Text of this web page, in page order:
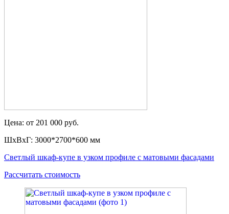
Цена: от 201 000 руб.
ШxВxГ: 3000*2700*600 мм
Светлый шкаф-купе в узком профиле с матовыми фасадами
Рассчитать стоимость